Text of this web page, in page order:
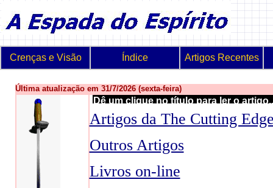
Crenças e Visão Índice Artigos Recentes
Última atualização em 31/7/2026 (sexta-feira)
Dê um clique no título para ler o
Artigos da The Cutting
Outros Artigos
Livros on-line